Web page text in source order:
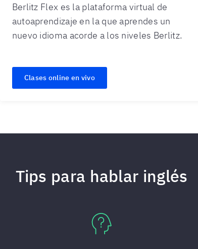
Berlitz Flex es la plataforma virtual de
autoaprendizaje en la que aprendes un
nuevo idioma acorde a los niveles Berlitz.
Clases online en vivo
Tips para hablar inglés